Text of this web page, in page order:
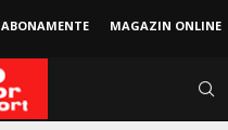
ABONAMENTE MAGAZIN ONLINE